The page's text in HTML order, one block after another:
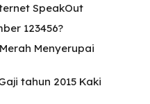
SpeakOut
123456?
Menyerupai
tahun 2015 Kaki